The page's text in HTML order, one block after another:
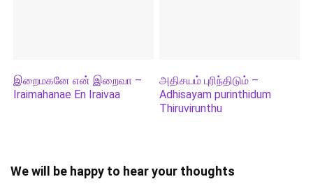
இறைமகனே என் இறைவா –
Iraimahanae En Iraivaa
அதிசயம் புரிந்திடும் –
Adhisayam purinthidum
Thiruvirunthu
We will be happy to hear your thoughts